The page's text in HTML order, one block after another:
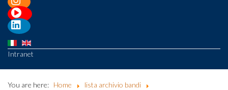
Intranet
You are here: Home
lista archivio bandi